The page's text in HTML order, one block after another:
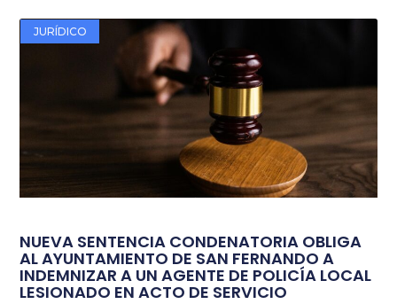
JURÍDICO
NUEVA SENTENCIA CONDENATORIA OBLIGA
AL AYUNTAMIENTO DE SAN FERNANDO A
INDEMNIZAR A UN AGENTE DE POLICÍA LOCAL
LESIONADO EN ACTO DE SERVICIO